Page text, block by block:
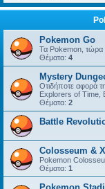
Pokemon Go
Τα Pokemon, τώρα
Θέματα: 4
Mystery
Οτιδήποτε αφορά
Explorers of Time,
Θέματα: 2
Battle
Colosseum &
Pokemon
Θέματα: 1